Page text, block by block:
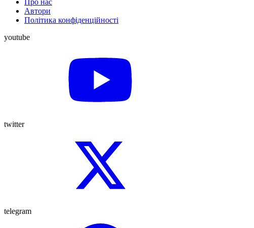
Про нас
Автори
Політика конфіденційності
youtube
twitter
telegram